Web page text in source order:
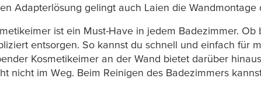
Adapterlösung gelingt auch Laien die Wandmontage
ist ein Must-Have in jedem Badezimmer.
entsorgen. So kannst du schnell und einfach für
Kosmetikeimer an der Wand bietet darüber
nicht im Weg. Beim Reinigen des Badezimmers